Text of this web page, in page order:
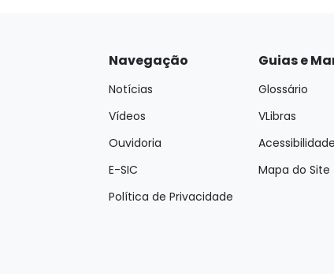
Navegação
Notícias
Vídeos
Ouvidoria
E-SIC
Política de Privacidade
Guias e
Glossário
VLibras
Acessibilidade
Mapa do Site